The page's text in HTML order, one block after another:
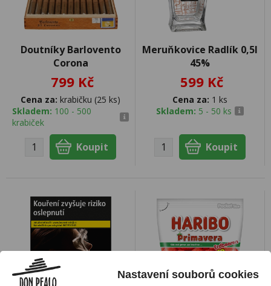
Doutníky Barlovento
Corona
799 Kč
Cena za: krabičku (25 ks)
Skladem: 100 - 500
krabiček
Meruňkovice Radlík 0,5l
45%
599 Kč
Cena za: 1 ks
Skladem: 5 - 50 ks
Nastavení souborů cookies